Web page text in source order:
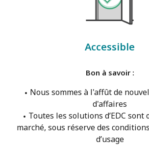
Accessible
Bon à savoir :
Nous sommes à l'affût de
d'affaires
Toutes les solutions d’EDC sont
marché, sous réserve des
d’usage